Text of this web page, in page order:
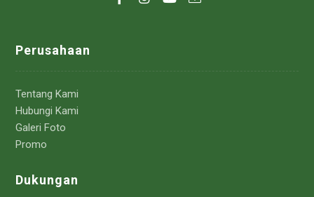
Perusahaan
Tentang Kami
Hubungi Kami
Galeri Foto
Promo
Dukungan